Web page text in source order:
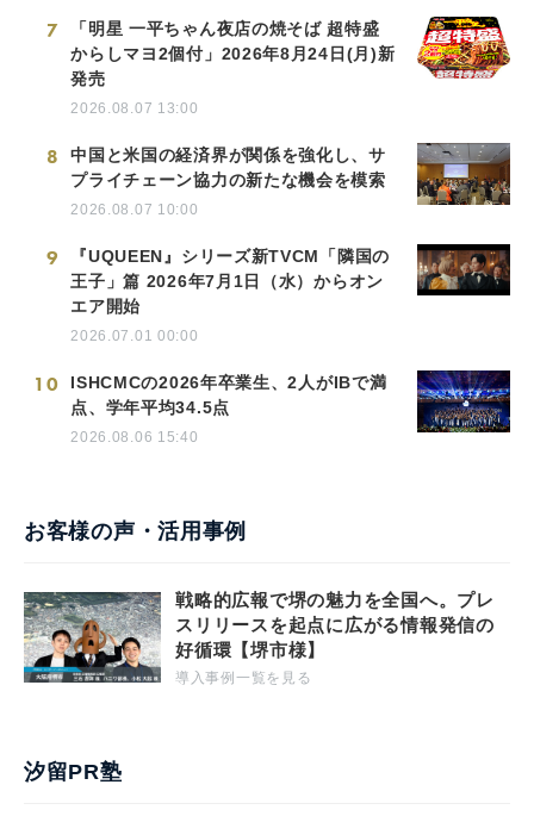
7
「明星 一平ちゃん夜店の焼そば 超特盛
からしマヨ2個付」2026年8月24日(月)新
発売
2026.08.07 13:00
8
中国と米国の経済界が関係を強化し、サ
プライチェーン協力の新たな機会を模索
2026.08.07 10:00
9
『UQUEEN』シリーズ新TVCM「隣国の
王子」篇 2026年7月1日（水）からオン
エア開始
2026.07.01 00:00
10
ISHCMCの2026年卒業生、2人がIBで満
点、学年平均34.5点
2026.08.06 15:40
お客様の声・活用事例
戦略的広報で堺の魅力を全国へ。プレ
スリリースを起点に広がる情報発信の
好循環【堺市様】
導入事例一覧を見る
汐留PR塾